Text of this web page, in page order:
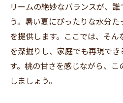
リームの絶妙なバランスが、
う。暑い夏にぴったりな水分
を提供します。ここでは、そ
を深掘りし、家庭でも再現で
す。桃の甘さを感じながら、
しましょう。